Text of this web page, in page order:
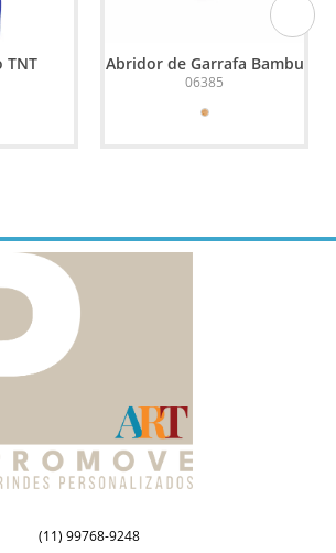
TNT Abridor de Garrafa Bambu
06385
(11) 99768-9248